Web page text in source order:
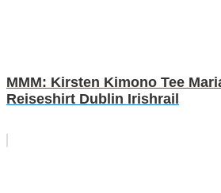
MMM: Kirsten Kimono Tee
Reiseshirt Dublin Irishrail